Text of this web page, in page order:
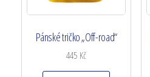
Pánské tričko „Off-road“
445 Kč